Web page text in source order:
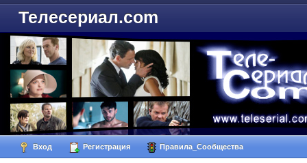
Телесериал.com
Вход Регистрация Правила_Сообщества